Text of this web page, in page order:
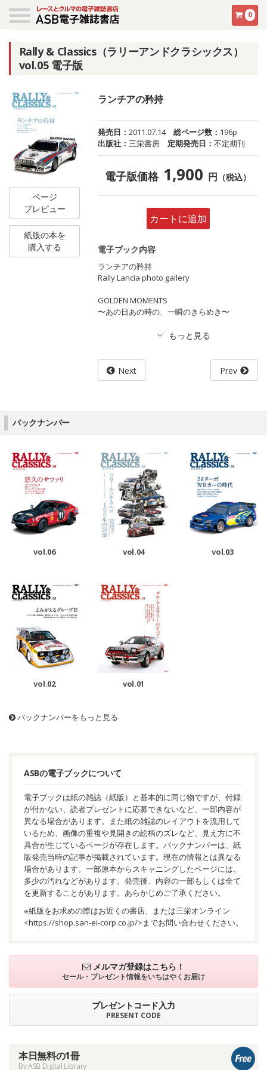
0
Rally & Classics（ラリーアンドクラシックス）
vol.05 電子版
ページ
プレビュー
紙版の本を
購入する
ランチアの矜持
発売日：2011.07.14 総ページ数： 196p
出版社：三栄書房 定期発売日：不定期刊
電子版価格 1,900 円 （税込）
カートに追加
電子ブック内容
ランチアの矜持
Rally Lancia photo gallery
GOLDEN MOMENTS
〜あの日あの時の、一瞬のきらめき〜
Next Prev
バックナンバー
vol.06 vol.04 vol.03
vol.02 vol.01
バックナンバーをもっと見る
ASBの電子ブックについて
電子ブックは紙の雑誌（紙版）と基本的に同じ物ですが、付録
が付かない、読者プレゼントに応募できないなど、一部内容が
異なる場合があります。また紙の雑誌のレイアウトを流用して
いるため、画像の重複や見開きの絵柄のズレなど、見え方に不
具合が生じているページが存在します。バックナンバーは、紙
版発売当時の記事が掲載されています。現在の情報とは異なる
場合があります。一部原本からスキャニングしたページには、
多少の汚れなどがあります。発売後、内容の一部もしくは全て
を更新することがあります。あらかじめご了承ください。
※紙版をお求めの際はお近くの書店、または三栄オンライン
<https://shop.san-ei-corp.co.jp/>までお問い合わせください。
メルマガ登録はこちら！
セール・プレゼント情報をいちはやくお届け
プレゼントコード入力
PRESENT CODE
本日無料の1冊
By ASB Digital Library